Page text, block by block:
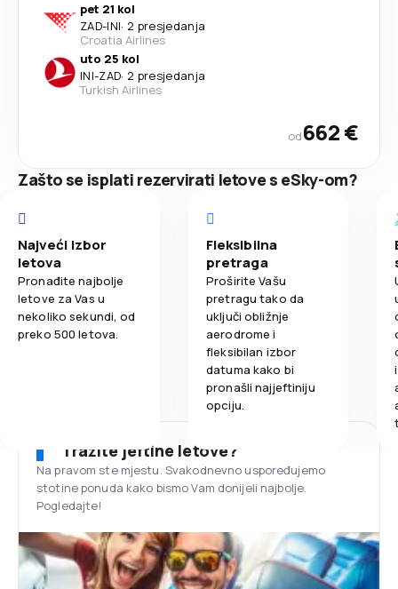
pet 21 kol
ZAD-INI· 2 presjedanja
Croatia Airlines
uto 25 kol
INI-ZAD· 2 presjedanja
Turkish Airlines
od662 €
Zašto se isplati rezervirati letove s eSky-om?
Najveći izbor
letova
Pronađite najbolje
letove za Vas u
nekoliko sekundi, od
preko 500 letova.
Fleksibilna
pretraga
Proširite Vašu
pretragu tako da
uključi obližnje
aerodrome i
fleksibilan izbor
datuma kako bi
pronašli najjeftiniju
opciju.
Tražite jeftine letove?
Na pravom ste mjestu. Svakodnevno uspoređujemo
stotine ponuda kako bismo Vam donijeli najbolje.
Pogledajte!